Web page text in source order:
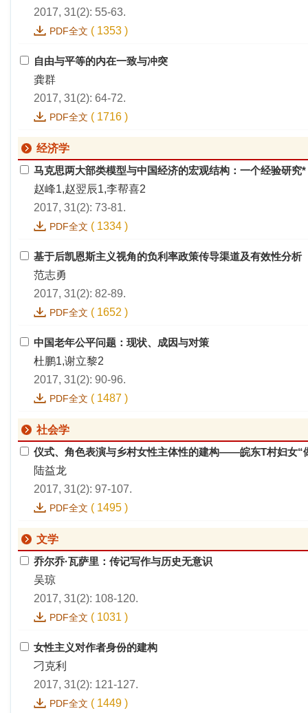
2017, 31(2): 55-63.
PDF全文 ( 1353 )
自由与平等的内在一致与冲突
龚群
2017, 31(2): 64-72.
PDF全文 ( 1716 )
经济学
马克思两大部类模型与中国经济的宏观结构：一个经验研究*
赵峰1,赵翌辰1,李帮喜2
2017, 31(2): 73-81.
PDF全文 ( 1334 )
基于后凯恩斯主义视角的负利率政策传导渠道及有效性分析
范志勇
2017, 31(2): 82-89.
PDF全文 ( 1652 )
中国老年公平问题：现状、成因与对策
杜鹏1,谢立黎2
2017, 31(2): 90-96.
PDF全文 ( 1487 )
社会学
仪式、角色表演与乡村女性主体性的建构——皖东T村妇女“
陆益龙
2017, 31(2): 97-107.
PDF全文 ( 1495 )
文学
乔尔乔·瓦萨里：传记写作与历史无意识
吴琼
2017, 31(2): 108-120.
PDF全文 ( 1031 )
女性主义对作者身份的建构
刁克利
2017, 31(2): 121-127.
PDF全文 ( 1449 )